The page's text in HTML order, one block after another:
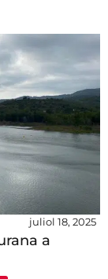
juliol 18, 2025
a